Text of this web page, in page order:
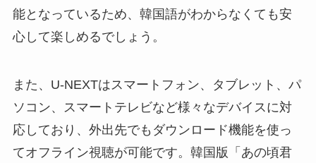
能となっているため、韓国語がわからなくても安
心して楽しめるでしょう。
また、U-NEXTはスマートフォン、タブレット、パ
ソコン、スマートテレビなど様々なデバイスに対
応しており、外出先でもダウンロード機能を使っ
てオフライン視聴が可能です。韓国版「あの頃君